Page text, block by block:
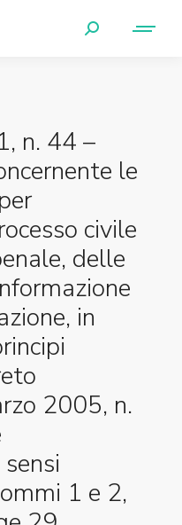
n. 44 –
le
civile
delle
in
2005, n.
1 e 2,